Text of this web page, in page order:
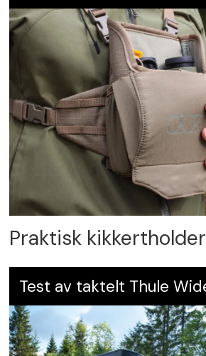
Praktisk kikkertholder
Test av taktelt Thule